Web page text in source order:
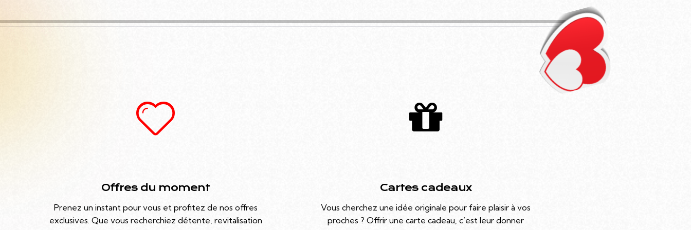
Offres du moment
Prenez un instant pour vous et profitez de nos offres
exclusives. Que vous recherchiez détente, revitalisation
Cartes cadeaux
Vous cherchez une idée originale pour faire plaisir à vos
proches ? Offrir une carte cadeau, c’est leur donner